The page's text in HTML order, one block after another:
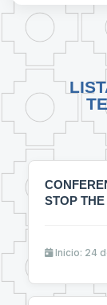
STOP
Inicio: 24